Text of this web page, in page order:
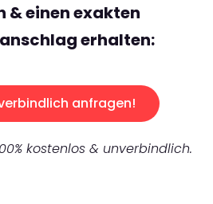
& einen exakten
erhalten:
anfragen!
kostenlos & unverbindlich.